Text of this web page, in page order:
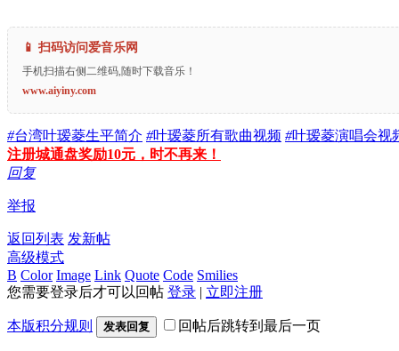
📱 扫码访问爱音乐网
手机扫描右侧二维码,随时下载音乐！
www.aiyiny.com
#台湾叶瑷菱生平简介 #叶瑷菱所有歌曲视频 #叶瑷菱演唱会视
注册城通盘奖励10元，时不再来！
回复
举报
返回列表 发新帖
高级模式
B Color Image Link Quote Code Smilies
您需要登录后才可以回帖 登录 | 立即注册
本版积分规则 发表回复 回帖后跳转到最后一页